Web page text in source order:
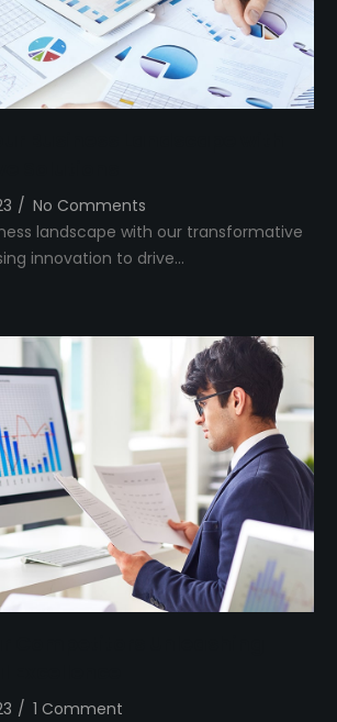
/ No Comments
landscape with our transformative
innovation to drive…
/ 1 Comment